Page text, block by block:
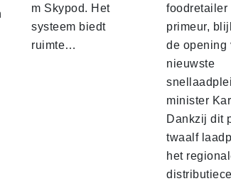
m Skypod. Het
systeem biedt
ruimte…
foodretailer
primeur,
de opening
nieuwste
minister
Dankzij dit
twaalf
het